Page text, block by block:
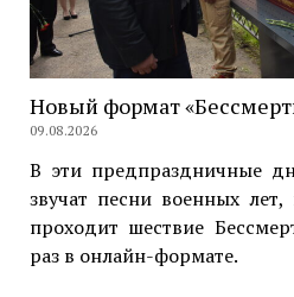
Новый формат
09.08.2026
В эти предпраздничные
звучат песни военных
проходит шествие
раз в онлайн-формате.